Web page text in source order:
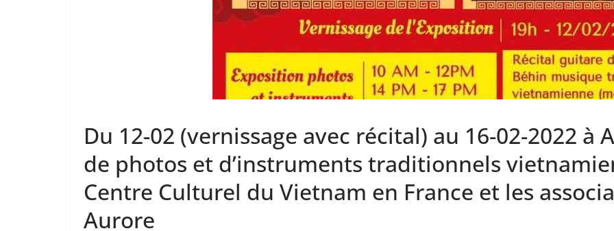
Du 12-02 (vernissage avec récital) au 16-02-2022 à
de photos et d’instruments traditionnels
Centre Culturel du Vietnam en France et les
Aurore